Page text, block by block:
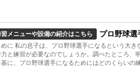
習メニューや設備の紹介はこちら プロ野球選
めに 私の息子は、プロ野球選手になるという大
力と練習が必要なのでしょうか。調べたところ、
に、プロ野球選手になるためにはどのくらいの